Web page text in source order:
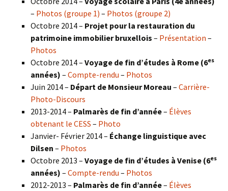
– Photos (groupe 1) – Photos (groupe 2)
Octobre 2014 – Projet pour la restauration du
patrimoine immobilier bruxellois – Présentation –
Photos
Octobre 2014 – Voyage de fin d’études à Rome (6es
années) – Compte-rendu – Photos
Juin 2014 – Départ de Monsieur Moreau – Carrière-
Photo-Discours
2013-2014 – Palmarès de fin d’année– Élèves
obtenant le CESS – Photo
Janvier- Février 2014 – Échange linguistique avec
Dilsen – Photos
Octobre 2013 – Voyage de fin d’études à Venise (6es
années) – Compte-rendu – Photos
2012-2013 – Palmarès de fin d’année– Élèves